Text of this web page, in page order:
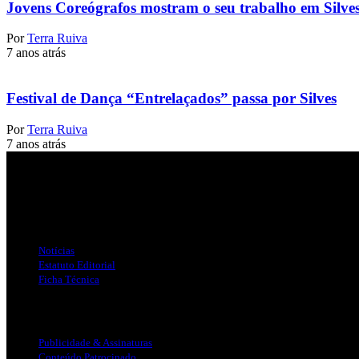
Jovens Coreógrafos mostram o seu trabalho em
Por Terra Ruiva
7 anos atrás
Festival de Dança “Entrelaçados” passa por Silves
Por Terra Ruiva
7 anos atrás
Notícias
Estatuto Editorial
Ficha Técnica
Publicidade & Assinaturas